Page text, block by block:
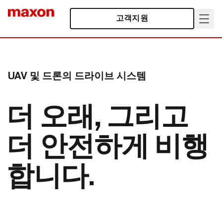
고객지원
UAV 및 드론의 드라이브 시스템
더 오래, 그리고
더 안전하게 비행
합니다.